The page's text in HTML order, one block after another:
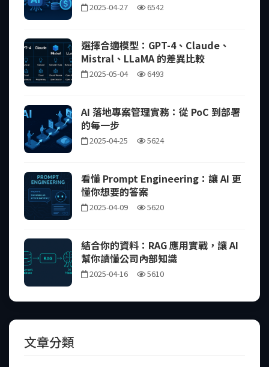
2025-04-27 6542
選擇合適模型：GPT-4、Claude、
Mistral、LLaMA 的差異比較
2025-05-04 6493
AI 落地專案管理實務：從 PoC 到部署
的每一步
2025-04-25 5624
看懂 Prompt Engineering：讓 AI 更
懂你想要的答案
2025-04-09 5620
結合你的資料：RAG 應用實戰，讓 AI
幫你讀懂公司內部知識
2025-04-16 5610
文章分類